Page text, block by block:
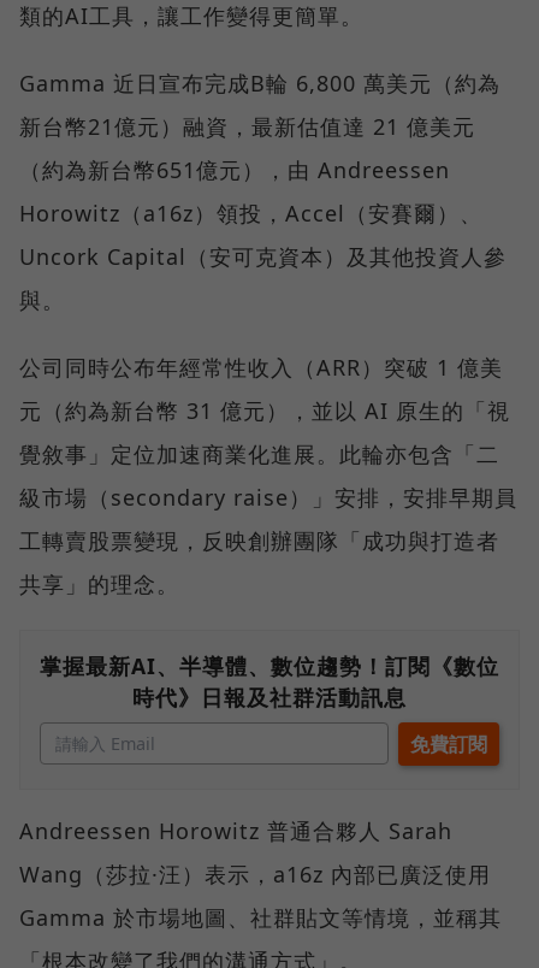
類的AI工具，讓工作變得更簡單。
Gamma 近日宣布完成B輪 6,800 萬美元（約為
新台幣21億元）融資，最新估值達 21 億美元
（約為新台幣651億元），由 Andreessen
Horowitz（a16z）領投，Accel（安賽爾）、
Uncork Capital（安可克資本）及其他投資人參
與。
公司同時公布年經常性收入（ARR）突破 1 億美
元（約為新台幣 31 億元），並以 AI 原生的「視
覺敘事」定位加速商業化進展。此輪亦包含「二
級市場（secondary raise）」安排，安排早期員
工轉賣股票變現，反映創辦團隊「成功與打造者
共享」的理念。
掌握最新AI、半導體、數位趨勢！訂閱《數位
時代》日報及社群活動訊息
Andreessen Horowitz 普通合夥人 Sarah
Wang（莎拉·汪）表示，a16z 內部已廣泛使用
Gamma 於市場地圖、社群貼文等情境，並稱其
「根本改變了我們的溝通方式」。